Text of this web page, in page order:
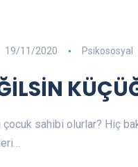
19/11/2020 Psikososyal
sahibi olurlar? Hiç